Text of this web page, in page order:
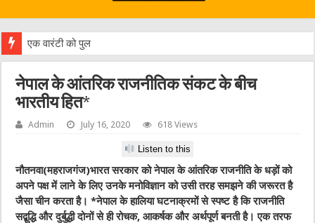
एक वारंटी को पुलिस ने किया गिरफ्तार
नेपाल के आंतरिक राजनीतिक संकट के बीच
भारतीय हित*
Admin July 16, 2020 618 Views
Listen to this
नौतनवा(महराजगंज)भारत सरकार को नेपाल के आंतरिक राजनीति के धड़ों को
अपने पक्ष में लाने के लिए उनके मनोविज्ञान को उसी तरह समझने की जरूरत है
जैसा चीन करता है। *नेपाल के हालिया घटनाक्रमों से स्पष्ट है कि राजनीति
सद्बुद्धि और दुर्बुद्धी दोनों से ही रोचक, आकर्षक और अर्थपूर्ण बनती है। एक तरफ